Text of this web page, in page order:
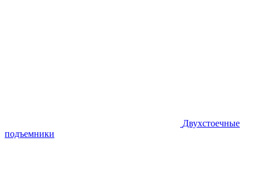
Двухстоечные
подъемники